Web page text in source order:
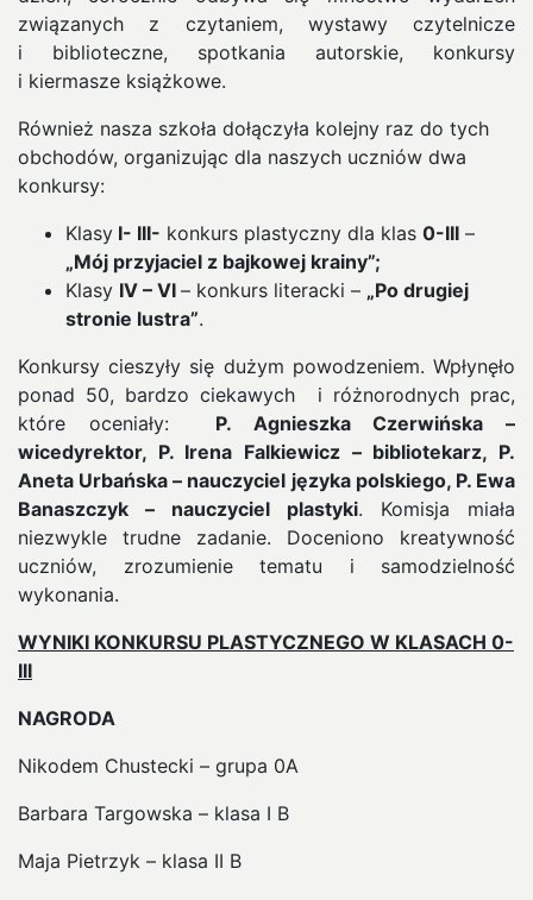
związanych z czytaniem, wystawy czytelnicze
i biblioteczne, spotkania autorskie, konkursy
i kiermasze książkowe.
Również nasza szkoła dołączyła kolejny raz do tych
obchodów, organizując dla naszych uczniów dwa
konkursy:
Klasy I- III- konkurs plastyczny dla klas 0-III –
„Mój przyjaciel z bajkowej krainy”;
Klasy IV – VI – konkurs literacki – „Po drugiej
stronie lustra”.
Konkursy cieszyły się dużym powodzeniem. Wpłynęło
ponad 50, bardzo ciekawych i różnorodnych prac,
które oceniały: P. Agnieszka Czerwińska –
wicedyrektor, P. Irena Falkiewicz – bibliotekarz, P.
Aneta Urbańska – nauczyciel języka polskiego, P. Ewa
Banaszczyk – nauczyciel plastyki. Komisja miała
niezwykle trudne zadanie. Doceniono kreatywność
uczniów, zrozumienie tematu i samodzielność
wykonania.
WYNIKI KONKURSU PLASTYCZNEGO W KLASACH 0-
III
NAGRODA
Nikodem Chustecki – grupa 0A
Barbara Targowska – klasa I B
Maja Pietrzyk – klasa II B